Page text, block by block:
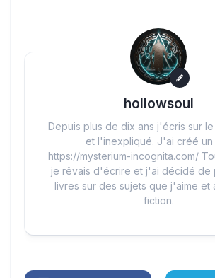
hollowsoul
Depuis plus de dix ans j'écris sur
et l'inexpliqué. J'ai créé un
https://mysterium-incognita.com/
je rêvais d'écrire et j'ai décidé de
livres sur des sujets que j'aime et
fiction.